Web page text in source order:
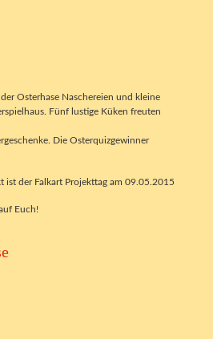
Osterhase Naschereien und kleine
Fünf lustige Küken freuten
Die Osterquizgewinner
ist der Falkart Projekttag am 09.05.2015
Euch!